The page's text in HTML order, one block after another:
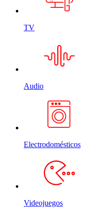
TV
Audio
Electrodomésticos
Videojuegos